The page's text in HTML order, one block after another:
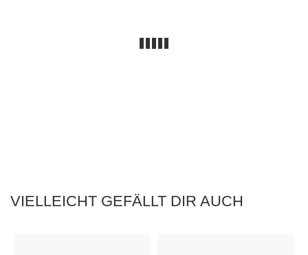
VIELLEICHT GEFÄLLT DIR AUCH